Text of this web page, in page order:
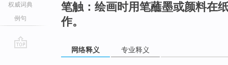
权威词典
例句
笔触：绘画时用笔蘸墨或颜料在
作。
网络释义 专业释义